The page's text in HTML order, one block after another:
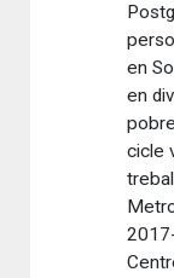
en
en
cicle